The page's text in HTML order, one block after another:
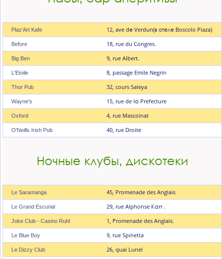
Plaz'Art Kafe 12, ave dе Verdun(в отеле Boscolo Piaza)
Before 18, rue du Congres.
Big Веn 9, rue Albert.
L'Etoile 8, passage Emile Negrin
Thor Рub 32, cours Saleya
Wayne's 15, rue de lа Prefecture
Oxford 4, rue Mascoinat
О'Neills Irish Рub 40, rue Droite
Ночные клубы, дискотеки
Le Saramanga 45, Promenade des Anglais
Le Grand Escurial 29, rue Alphonse Каrr .
Joke Сlub - Casino Ruhl 1, Рromenade des Anglais.
Le Blue Воу 9, rue Spinetta
Le Dizzy Сlub 26, quai Lunel